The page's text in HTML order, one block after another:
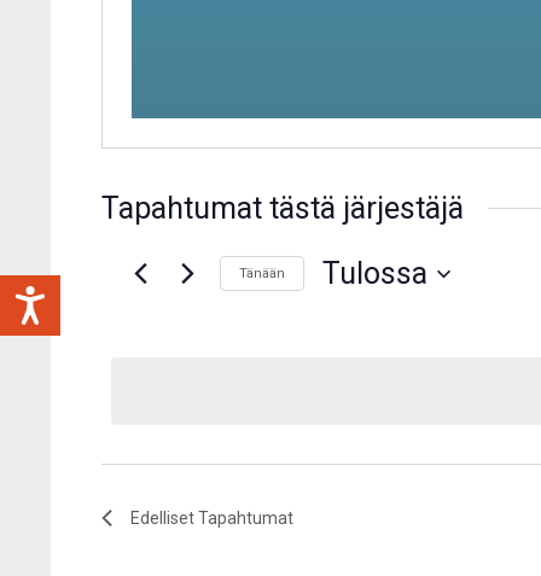
Tapahtumat tästä järjestäjä
Tänään Tulossa
EdellisetTapahtumat